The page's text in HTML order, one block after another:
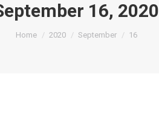
16, 2020
You are here:
Home 2020 September 16